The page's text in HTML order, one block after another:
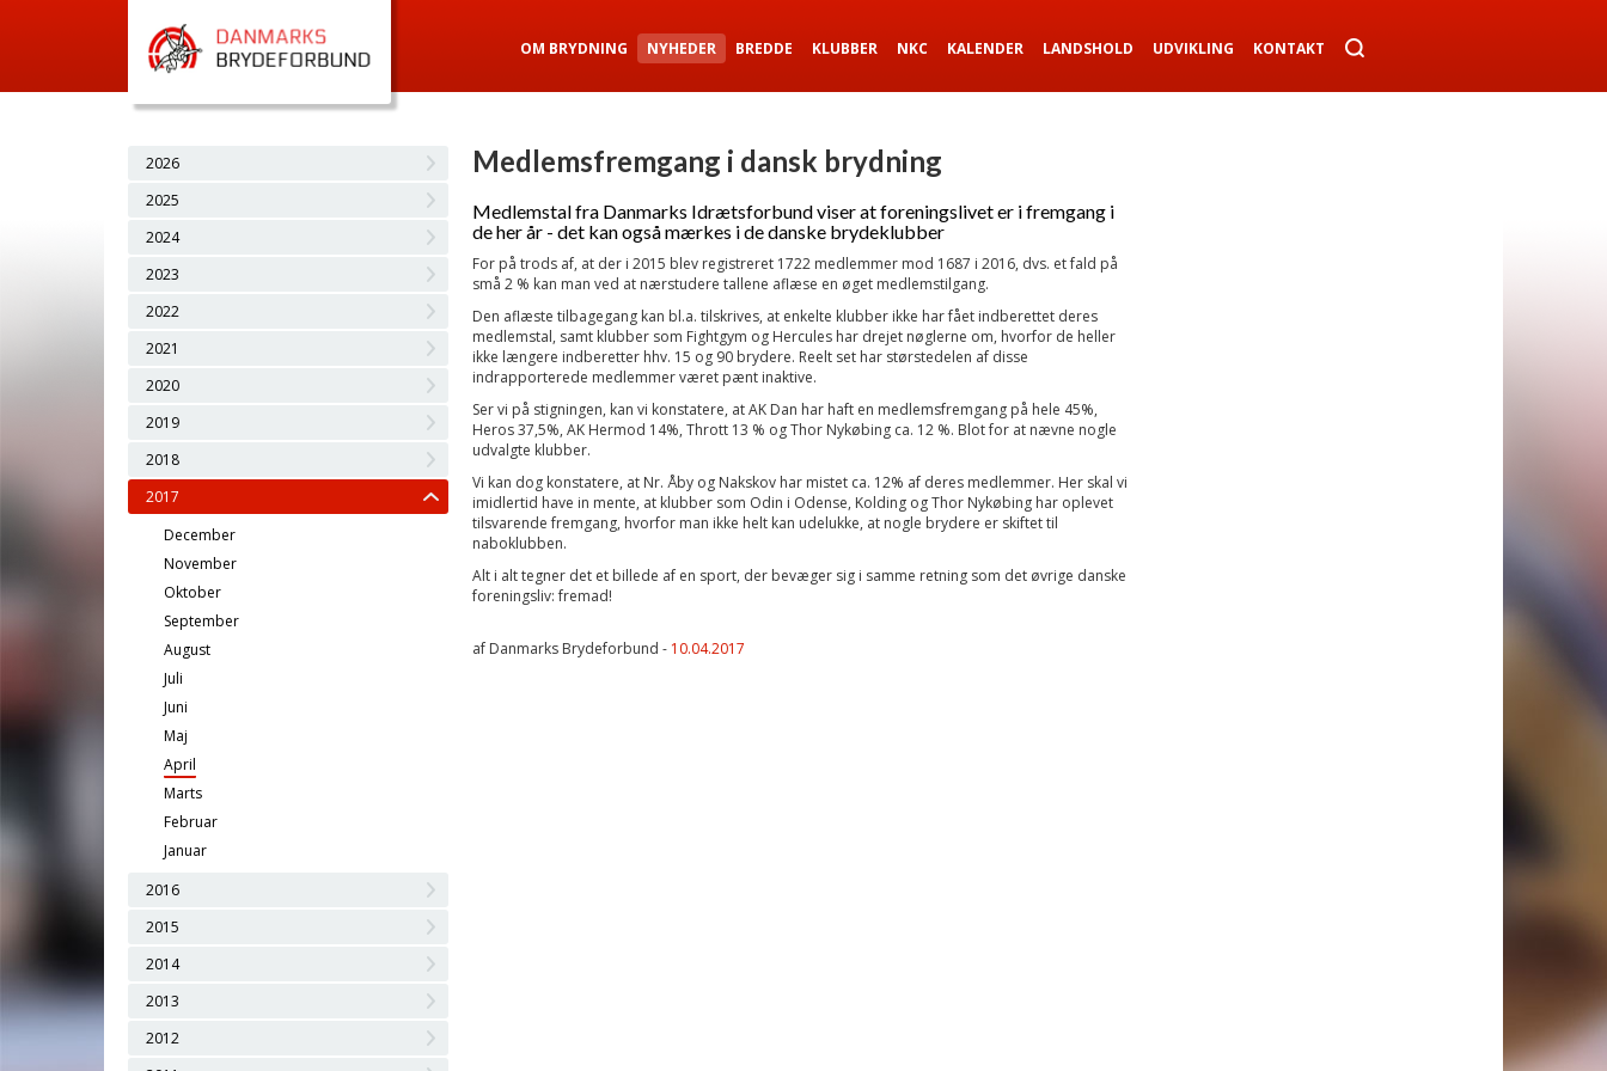
OM BRYDNING NYHEDER BREDDE KLUBBER NKC KALENDER LANDSHOLD UDVIKLING KONTAKT
2026
2025
2024
2023
2022
2021
2020
2019
2018
2017
December
November
Oktober
September
August
Juli
Juni
Maj
April
Marts
Februar
Januar
2016
2015
2014
2013
2012
Medlemsfremgang i dansk brydning
Medlemstal fra Danmarks Idrætsforbund viser at foreningslivet er i fremgang i
de her år - det kan også mærkes i de danske brydeklubber
For på trods af, at der i 2015 blev registreret 1722 medlemmer mod 1687 i 2016, dvs. et fald på
små 2 % kan man ved at nærstudere tallene aflæse en øget medlemstilgang.
Den aflæste tilbagegang kan bl.a. tilskrives, at enkelte klubber ikke har fået indberettet deres
medlemstal, samt klubber som Fightgym og Hercules har drejet nøglerne om, hvorfor de heller
ikke længere indberetter hhv. 15 og 90 brydere. Reelt set har størstedelen af disse
indrapporterede medlemmer været pænt inaktive.
Ser vi på stigningen, kan vi konstatere, at AK Dan har haft en medlemsfremgang på hele 45%,
Heros 37,5%, AK Hermod 14%, Thrott 13 % og Thor Nykøbing ca. 12 %. Blot for at nævne nogle
udvalgte klubber.
Vi kan dog konstatere, at Nr. Åby og Nakskov har mistet ca. 12% af deres medlemmer. Her skal vi
imidlertid have in mente, at klubber som Odin i Odense, Kolding og Thor Nykøbing har oplevet
tilsvarende fremgang, hvorfor man ikke helt kan udelukke, at nogle brydere er skiftet til
naboklubben.
Alt i alt tegner det et billede af en sport, der bevæger sig i samme retning som det øvrige danske
foreningsliv: fremad!
af Danmarks Brydeforbund - 10.04.2017